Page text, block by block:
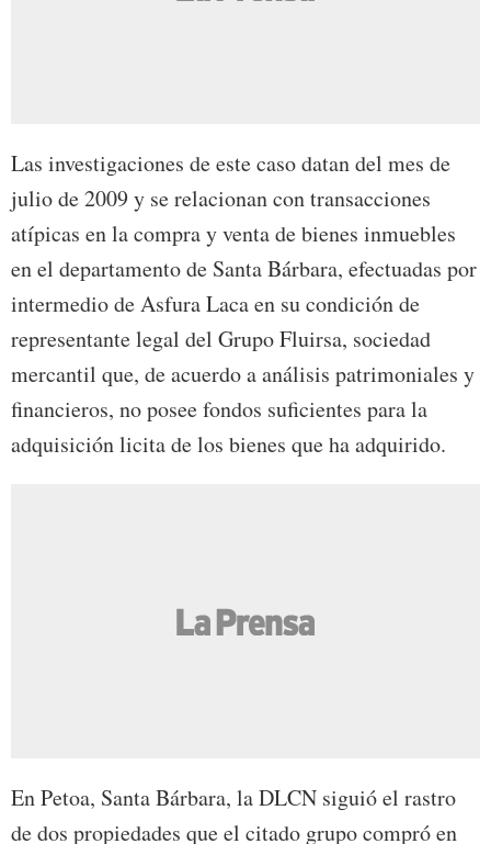
Las investigaciones de este caso datan del mes de
julio de 2009 y se relacionan con transacciones
atípicas en la compra y venta de bienes inmuebles
en el departamento de Santa Bárbara, efectuadas por
intermedio de Asfura Laca en su condición de
representante legal del Grupo Fluirsa, sociedad
mercantil que, de acuerdo a análisis patrimoniales y
financieros, no posee fondos suficientes para la
adquisición licita de los bienes que ha adquirido.
En Petoa, Santa Bárbara, la DLCN siguió el rastro
de dos propiedades que el citado grupo compró en